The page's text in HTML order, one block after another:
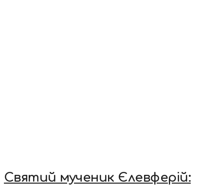
Святий мученик Єлевферій: